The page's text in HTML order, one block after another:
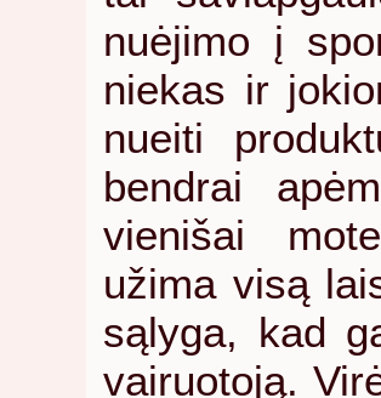
nuėjimo į
niekas ir
nueiti
bendrai
vienišai
užima visą
sąlyga, kad
vairuotoją.